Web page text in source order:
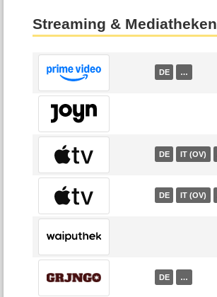
Streaming & Mediatheken
DE …
DE IT (OV)
DE IT (OV)
DE …